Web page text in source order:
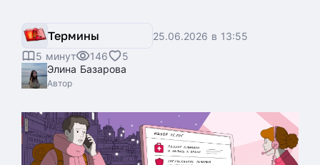
Термины
25.06.2026 в 13:55
5 минут
146
5
Элина Базарова
Автор